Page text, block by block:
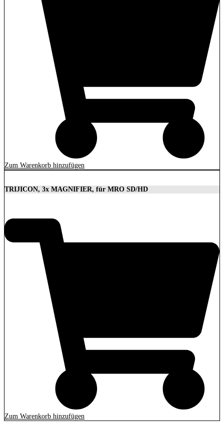
Zum Warenkorb hinzufügen
TRIJICON, 3x MAGNIFIER, für MRO SD/HD
Zum Warenkorb hinzufügen